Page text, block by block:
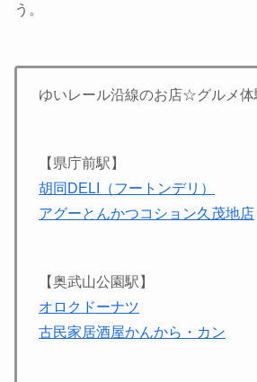
う。
ゆいレール沿線のお店☆グルメ体
【県庁前駅】
胡同DELI（フートンデリ）
アグーとんかつコション久茂地店
【奥武山公園駅】
オロクドーナツ
古民家居酒屋かんから・カン